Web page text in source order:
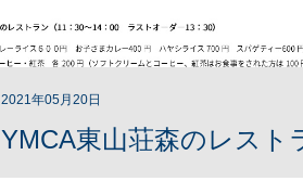
2021年05月20日
YMCA東山荘森のレスト